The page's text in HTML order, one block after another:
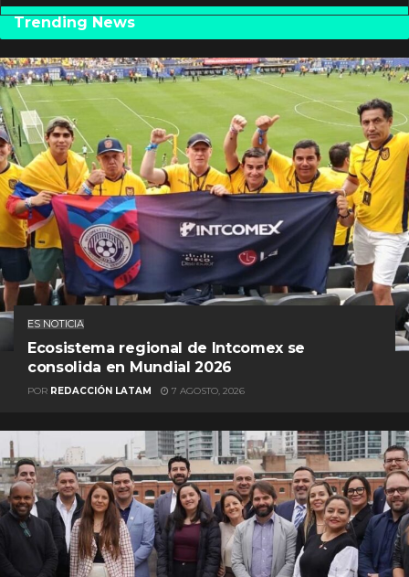
Trending News
ES NOTICIA
Ecosistema regional de Intcomex se
consolida en Mundial 2026
POR REDACCIÓN LATAM 7 AGOSTO, 2026